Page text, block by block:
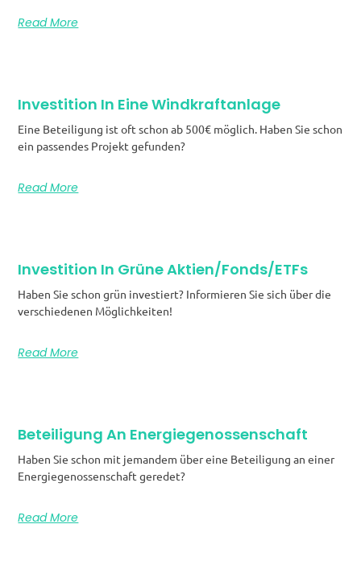
Read More
Investition In Eine Windkraftanlage
Eine Beteiligung ist oft schon ab 500€ möglich. Haben Sie schon
ein passendes Projekt gefunden?
Read More
Investition In Grüne Aktien/Fonds/ETFs
Haben Sie schon grün investiert? Informieren Sie sich über die
verschiedenen Möglichkeiten!
Read More
Beteiligung An Energiegenossenschaft
Haben Sie schon mit jemandem über eine Beteiligung an einer
Energiegenossenschaft geredet?
Read More